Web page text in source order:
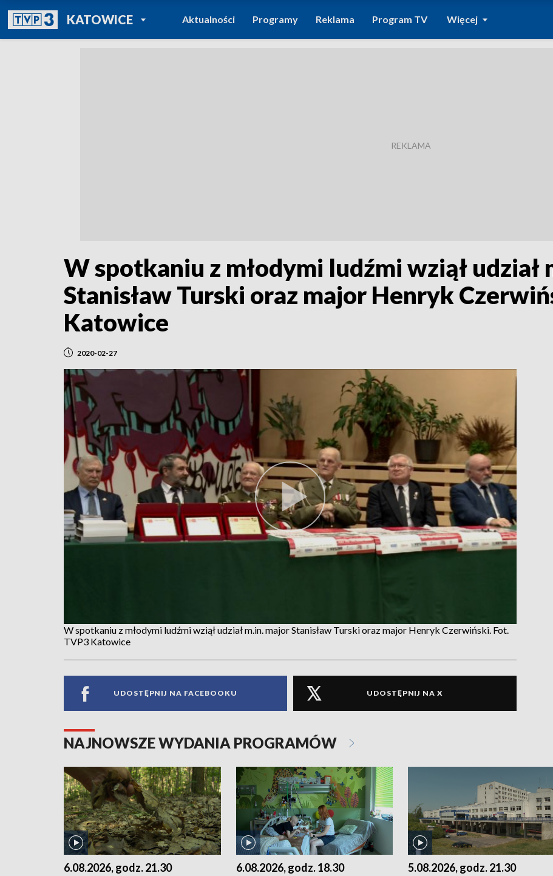
KATOWICEPOWRÓT DO
TVP REGIONY
Aktualności Programy Reklama Program TV Więcej
W spotkaniu z młodymi ludźmi wziął udział
Stanisław Turski oraz major Henryk
Katowice
2020-02-27
W spotkaniu z młodymi ludźmi wziął udział m.in. major Stanisław Turski oraz major Henryk Czerwiński. Fot.
TVP3 Katowice
UDOSTĘPNIJ NA FACEBOOKU UDOSTĘPNIJ NA X
NAJNOWSZE WYDANIA PROGRAMÓW
6.08.2026, godz. 21.30 6.08.2026, godz. 18.30 5.08.2026, godz. 21.30